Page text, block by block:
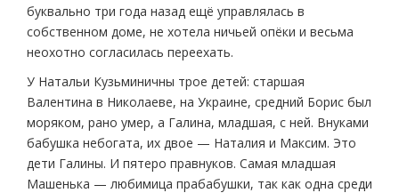
буквально три года назад ещё управлялась в
собственном доме, не хотела ничьей опёки и весьма
неохотно согласилась переехать.
У Натальи Кузьминичны трое детей: старшая
Валентина в Николаеве, на Украине, средний Борис был
моряком, рано умер, а Галина, младшая, с ней. Внуками
бабушка небогата, их двое — Наталия и Максим. Это
дети Галины. И пятеро правнуков. Самая младшая
Машенька — любимица прабабушки, так как одна среди